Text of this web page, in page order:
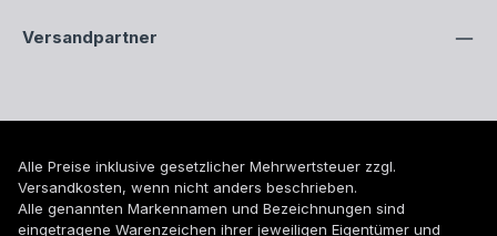
Versandpartner
Alle Preise inklusive gesetzlicher Mehrwertsteuer zzgl.
Versandkosten, wenn nicht anders beschrieben.
Alle genannten Markennamen und Bezeichnungen sind
eingetragene Warenzeichen ihrer jeweiligen Eigentümer und